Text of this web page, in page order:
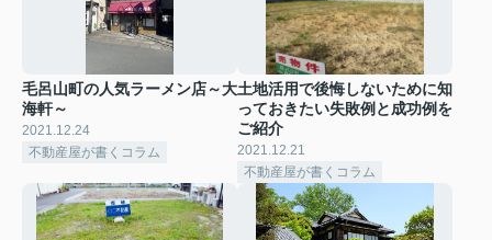
毛呂山町の人気ラーメン店～大
海軒～
2021.12.24
不動産屋が書くコラム
土地活用で後悔しないために知
っておきたい失敗例と成功例を
ご紹介
2021.12.21
不動産屋が書くコラム